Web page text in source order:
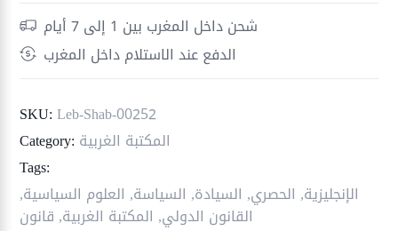
كمفهوم
قانوني
وسياسي
الجذور
والمستقبل
شحن داخل المغرب بين 1 إلى 7 أيام
الدفع عند الاستلام داخل المغرب
SKU: Leb-Shab-00252
Category: المكتبة الغربية
Tags:
الإنجليزية, الحصري, السيادة, السياسة, العلوم السياسية,
القانون الدولي, المكتبة الغربية,قانون